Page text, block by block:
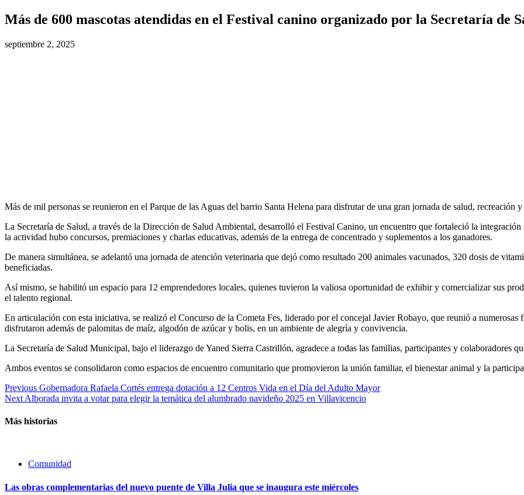
Más de 600 mascotas atendidas en el Festival canino organizado por la Secretaría de
septiembre 2, 2025
Más de mil personas se reunieron en el Parque de las Aguas del barrio Santa Helena para disfrutar de una gran jornada de salud,
La Secretaría de Salud, a través de la Dirección de Salud Ambiental, desarrolló el Festival Canino, un encuentro que fortaleció la
la actividad hubo concursos, premiaciones y charlas educativas, además de la entrega de concentrado y suplementos a los ganadores.
De manera simultánea, se adelantó una jornada de atención veterinaria que dejó como resultado 200 animales vacunados, 320 dosis de
beneficiadas.
Así mismo, se habilitó un espacio para 12 emprendedores locales, quienes tuvieron la valiosa oportunidad de exhibir y comercializar sus
el talento regional.
En articulación con esta iniciativa, se realizó el Concurso de la Cometa Fes, liderado por el concejal Javier Robayo, que reunió a
disfrutaron además de palomitas de maíz, algodón de azúcar y bolis, en un ambiente de alegría y convivencia.
La Secretaría de Salud Municipal, bajo el liderazgo de Yaned Sierra Castrillón, agradece a todas las familias, participantes y colaboradores
Ambos eventos se consolidaron como espacios de encuentro comunitario que promovieron la unión familiar, el bienestar animal y la
Continue
Reading
Previous Gobernadora Rafaela Cortés entrega dotación a 12 Centros Vida en el Día del Adulto Mayor
Next Alborada invita a votar para elegir la temática del alumbrado navideño 2025 en Villavicencio
Más historias
Comunidad
Las obras complementarias del nuevo puente de Villa Julia que se inaugura este miércoles